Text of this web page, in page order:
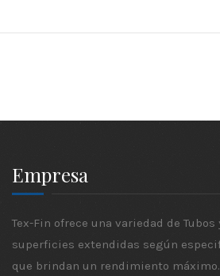
Empresa
Tex-Fin ofrece una variedad de Tubos
superficies extendidas según
que brindan un rendimiento máximo.